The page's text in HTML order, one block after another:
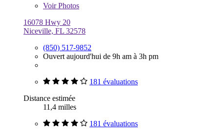
VoirPhotos
16078 Hwy 20
Niceville, FL 32578
(850) 517-9852
Ouvert aujourd'hui de 9h am à 3h pm
181 évaluations
Distance estimée
11,4 milles
181 évaluations